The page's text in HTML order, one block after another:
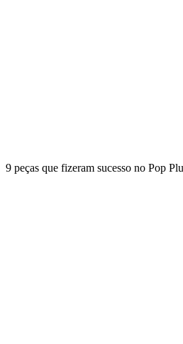
9 peças que fizeram sucesso no Pop